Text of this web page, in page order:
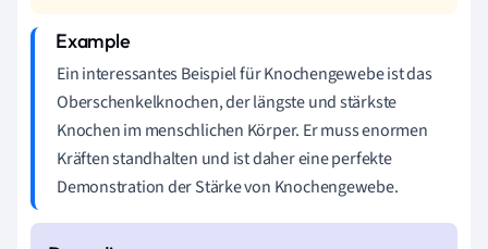
Ein interessantes Beispiel für Knochengewebe ist das
Oberschenkelknochen, der längste und stärkste
Knochen im menschlichen Körper. Er muss enormen
Kräften standhalten und ist daher eine perfekte
Demonstration der Stärke von Knochengewebe.